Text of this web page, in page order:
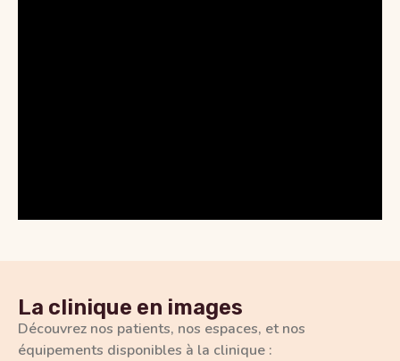
La clinique en images
Découvrez nos patients, nos espaces, et nos
équipements disponibles à la clinique :